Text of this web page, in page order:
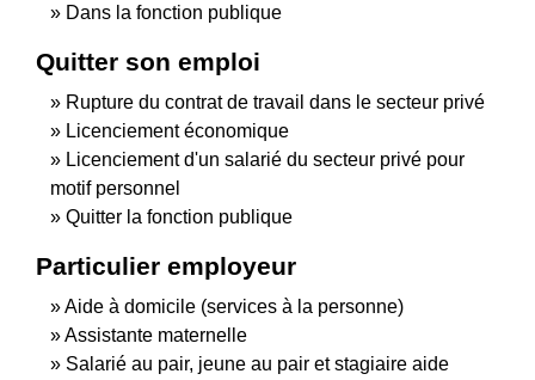
Dans la fonction publique
Quitter son emploi
Rupture du contrat de travail dans le secteur privé
Licenciement économique
Licenciement d'un salarié du secteur privé pour
motif personnel
Quitter la fonction publique
Particulier employeur
Aide à domicile (services à la personne)
Assistante maternelle
Salarié au pair, jeune au pair et stagiaire aide